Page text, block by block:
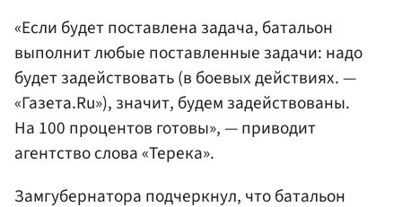
«Если будет поставлена задача, батальон
выполнит любые поставленные задачи: надо
будет задействовать (в боевых действиях. —
«Газета.Ru»), значит, будем задействованы.
На 100 процентов готовы», — приводит
агентство слова «Терека».
Замгубернатора подчеркнул, что батальон